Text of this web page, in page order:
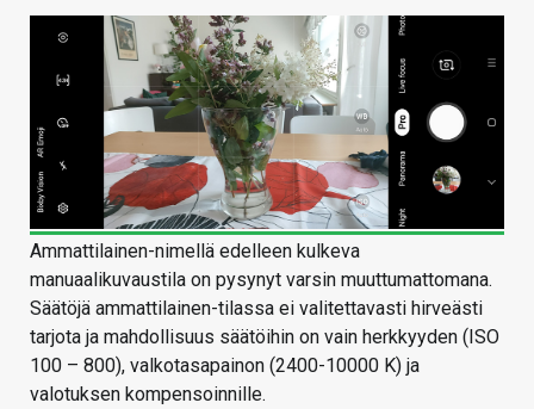
Ammattilainen-nimellä edelleen kulkeva
manuaalikuvaustila on pysynyt varsin muuttumattomana.
Säätöjä ammattilainen-tilassa ei valitettavasti hirveästi
tarjota ja mahdollisuus säätöihin on vain herkkyyden (ISO
100 – 800), valkotasapainon (2400-10000 K) ja
valotuksen kompensoinnille.